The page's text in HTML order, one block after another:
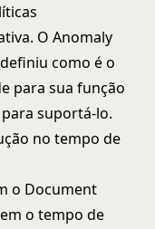
O Anomaly
como é o
para sua função
suportá-lo.
no tempo de
o Document
o tempo de